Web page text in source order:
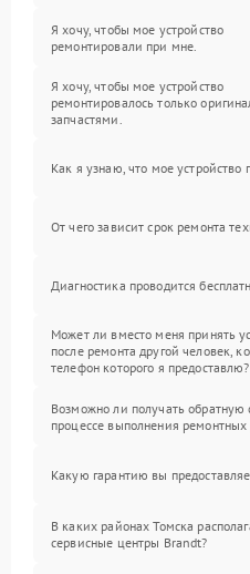
Я хочу, чтобы мое устройство
ремонтировали при мне.
Я хочу, чтобы мое устройство
ремонтировалось только
запчастями.
Как я узнаю, что мое устройство
От чего зависит срок ремонта
Диагностика проводится
Может ли вместо меня принять
после ремонта другой человек,
телефон которого я предоставлю?
Возможно ли получать обратную
процессе выполнения ремонтных
Какую гарантию вы
В каких районах Томска
сервисные центры Brandt?